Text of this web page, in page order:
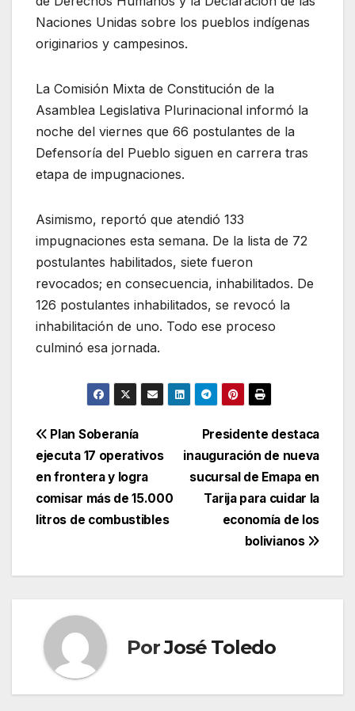
Naciones Unidas sobre los pueblos indígenas
originarios y campesinos.
La Comisión Mixta de Constitución de la
Asamblea Legislativa Plurinacional informó la
noche del viernes que 66 postulantes de la
Defensoría del Pueblo siguen en carrera tras
etapa de impugnaciones.
Asimismo, reportó que atendió 133
impugnaciones esta semana. De la lista de 72
postulantes habilitados, siete fueron
revocados; en consecuencia, inhabilitados. De
126 postulantes inhabilitados, se revocó la
inhabilitación de uno. Todo ese proceso
culminó esa jornada.
Navegación
de
entradas
Presidente destaca
inauguración de nueva
sucursal de Emapa en
Tarija para cuidar la
economía de los
bolivianos
Plan Soberanía
ejecuta 17 operativos
en frontera y logra
comisar más de 15.000
litros de combustibles
PorJosé Toledo